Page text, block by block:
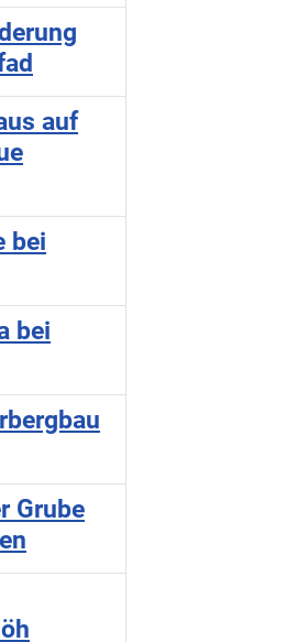
auf
bei
bei
Grube